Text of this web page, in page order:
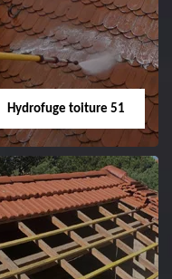
de rive 51
Hydrofuge toiture 51
Hydrofuge toiture
51